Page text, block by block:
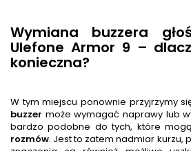
Wymiana buzzera
Ulefone Armor 9 –
konieczna?
W tym miejscu ponownie przyjrzymy
buzzer może wymagać naprawy lub
bardzo podobne do tych, które
rozmów. Jest to zatem nadmiar kurzu,